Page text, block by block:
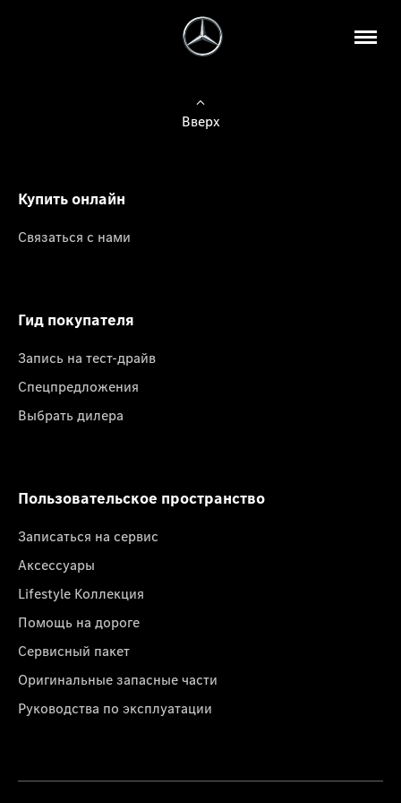
Вверх
Купить онлайн
Связаться с нами
Гид покупателя
Запись на тест-драйв
Спецпредложения
Выбрать дилера
Пользовательское пространство
Записаться на сервис
Аксессуары
Lifestyle Коллекция
Помощь на дороге
Сервисный пакет
Оригинальные запасные части
Руководства по эксплуатации